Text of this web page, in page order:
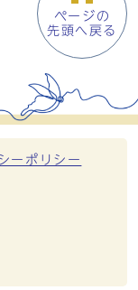
ページの
先頭へ戻る
ーポリシー